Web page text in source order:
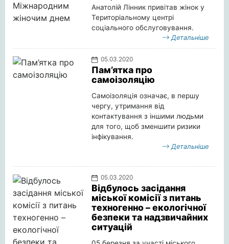
Анатолій Лінник привітав жінок у
Територіальному центрі
соціального обслуговування.
Детальніше
05.03.2020
Пам’ятка про
самоізоляцію
Самоізоляція означає, в першу
чергу, утримання від
контактування з іншими людьми
для того, щоб зменшити ризики
інфікування.
Детальніше
05.03.2020
Відбулось засідання
міської комісії з питань
техногенно – екологічної
безпеки та надзвичайних
ситуацій